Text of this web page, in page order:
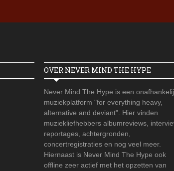
OVER NEVER MIND THE HYPE
Never Mind The Hype is een
muziekplatform "for everything heavy,
alternative and deviant". Hier vinden
muziekliefhebbers albumreviews,
reportages, achtergronden,
concertregistraties en nog veel meer.
Hiernaast is Never Mind The Hype ook
offline zeer actief met het opzetten van